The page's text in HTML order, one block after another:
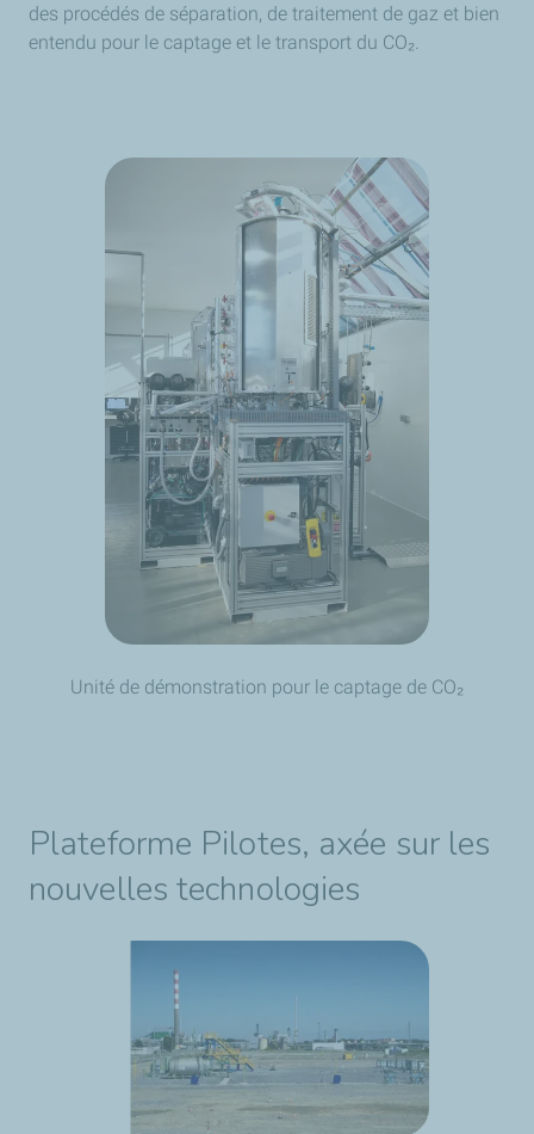
des procédés de séparation, de traitement de gaz et bien
entendu pour le captage et le transport du CO₂.
Unité de démonstration pour le captage de CO₂
Plateforme Pilotes, axée sur les
nouvelles technologies